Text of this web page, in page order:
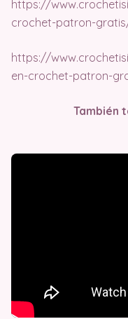
https://
crochet-patron-
https://
en-crochet-patron-
También